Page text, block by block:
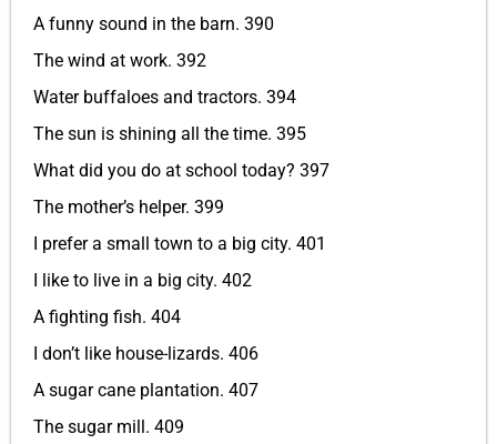
A funny sound in the barn. 390
The wind at work. 392
Water buffaloes and tractors. 394
The sun is shining all the time. 395
What did you do at school today? 397
The mother’s helper. 399
I prefer a small town to a big city. 401
I like to live in a big city. 402
A fighting fish. 404
I don’t like house-lizards. 406
A sugar cane plantation. 407
The sugar mill. 409